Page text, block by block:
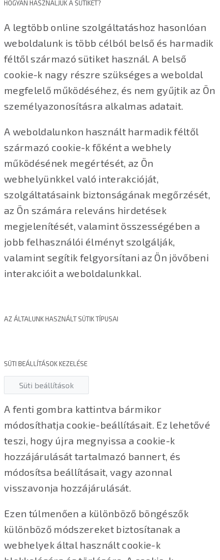
HOGYAN HASZNÁLJUK A SÜTIKET?
A legtöbb online szolgáltatáshoz hasonlóan
weboldalunk is több célból belső és harmadik
féltől származó sütiket használ. A belső
cookie-k nagy részre szükséges a weboldal
megfelelő működéséhez, és nem gyűjtik az Ön
személyazonosításra alkalmas adatait.
A weboldalunkon használt harmadik féltől
származó cookie-k főként a webhely
működésének megértését, az Ön
webhelyünkkel való interakcióját,
szolgáltatásaink biztonságának megőrzését,
az Ön számára releváns hirdetések
megjelenítését, valamint összességében a
jobb felhasználói élményt szolgálják,
valamint segítik felgyorsítani az Ön jövőbeni
interakcióit a weboldalunkkal.
AZ ÁLTALUNK HASZNÁLT SÜTIK TÍPUSAI
SÜTI BEÁLLÍTÁSOK KEZELÉSE
Süti beállítások
A fenti gombra kattintva bármikor
módosíthatja cookie-beállításait. Ez lehetővé
teszi, hogy újra megnyissa a cookie-k
hozzájárulását tartalmazó bannert, és
módosítsa beállításait, vagy azonnal
visszavonja hozzájárulását.
Ezen túlmenően a különböző böngészők
különböző módszereket biztosítanak a
webhelyek által használt cookie-k